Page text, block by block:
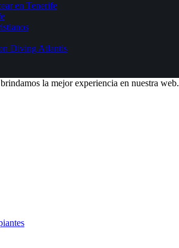
en Tenerife
Diving Atlantis
la mejor experiencia en nuestra web.